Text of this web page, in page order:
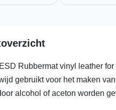
Rubbermat vinyl leather
gebruikt voor het maken
alcohol of aceton worden